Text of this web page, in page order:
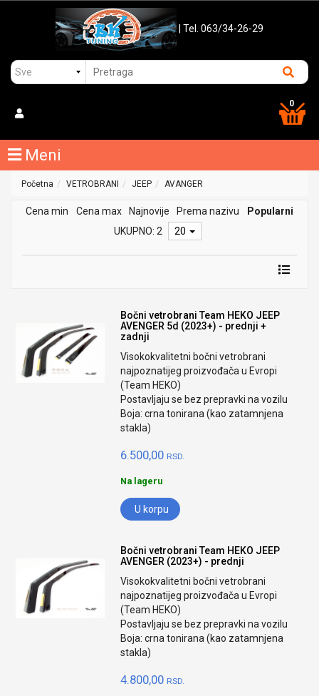
| Tel. 063/34-26-29
0
Meni
Početna VETROBRANI JEEP AVANGER
Cena min Cena max Najnovije Prema nazivu
Popularni
UKUPNO: 2
20
Bočni vetrobrani Team HEKO JEEP
AVENGER 5d (2023+) - prednji +
zadnji
Visokokvalitetni bočni vetrobrani
najpoznatijeg proizvođača u Evropi
(Team HEKO)
Postavljaju se bez prepravki na vozilu
Boja: crna tonirana (kao zatamnjena
stakla)
6.500,00 RSD.
Na lageru
U korpu
Bočni vetrobrani Team HEKO JEEP
AVENGER (2023+) - prednji
Visokokvalitetni bočni vetrobrani
najpoznatijeg proizvođača u Evropi
(Team HEKO)
Postavljaju se bez prepravki na vozilu
Boja: crna tonirana (kao zatamnjena
stakla)
4.800,00 RSD.